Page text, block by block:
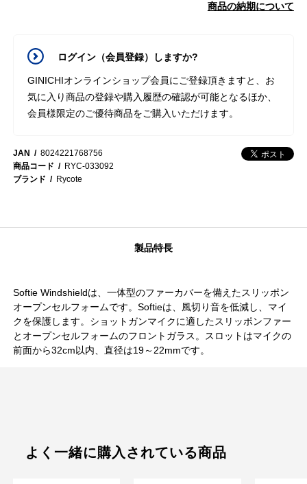
商品の納期について
ログイン（会員登録）しますか?
GINICHIオンラインショップ会員にご登録頂きますと、お
気に入り商品の登録や購入履歴の確認が可能となるほか、
会員様限定のご優待商品をご購入いただけます。
JAN
8024221768756
商品コード
RYC-033092
ブランド
Rycote
製品特長
Softie Windshieldは、一体型のファーカバーを備えたスリッポン
オープンセルフォームです。Softieは、風切り音を低減し、マイ
クを保護します。ショットガンマイクに適したスリッポンファー
とオープンセルフォームのフロントガラス。スロットはマイクの
前面から32cm以内、直径は19～22mmです。
よく一緒に購入されている商品